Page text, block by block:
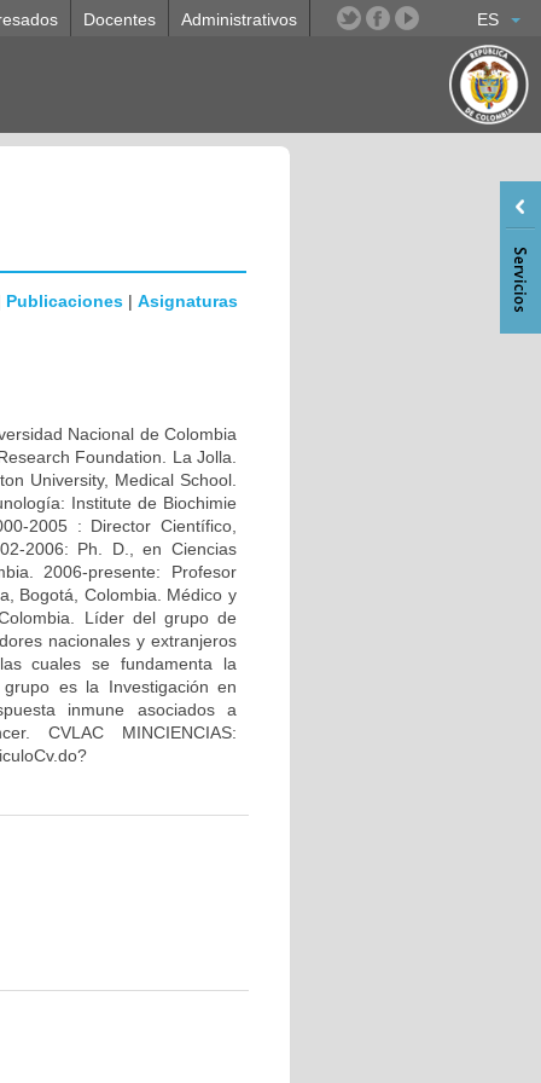
ES
Docentes Administrativos
Publicaciones | Asignaturas
Nacional de Colombia
Foundation. La Jolla.
University, Medical School.
Institute de Biochimie
2005 : Director Científico,
2006: Ph. D., en Ciencias
2006-presente: Profesor
Bogotá, Colombia. Médico y
Líder del grupo de
nacionales y extranjeros
cuales se fundamenta la
es la Investigación en
inmune asociados a
CVLAC MINCIENCIAS: